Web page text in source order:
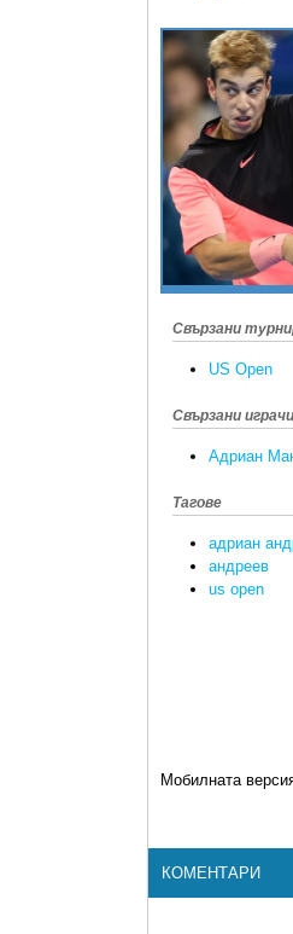
Свързани
US Open
Свързани играчи
Адриан
Тагове
адриан
андреев
us open
Мобилната
КОМЕНТАРИ